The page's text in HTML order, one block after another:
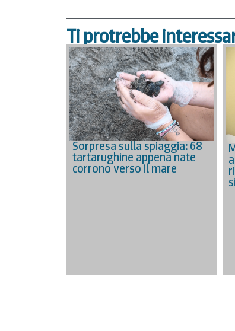
Ti protrebbe
Sorpresa sulla spiaggia: 68
tartarughine appena nate
corrono verso il mare